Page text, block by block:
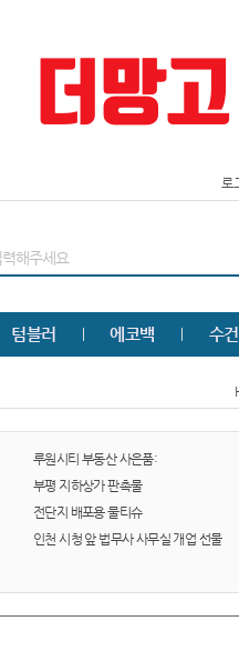
로
텀블러 에코백 수
루원시티 부동산 사은품:
부평 지하상가 판촉물
전단지 배포용 물티슈
인천 시청 앞 법무사 사무실 개업 선물